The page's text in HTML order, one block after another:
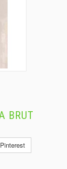
BRUT
Pinterest